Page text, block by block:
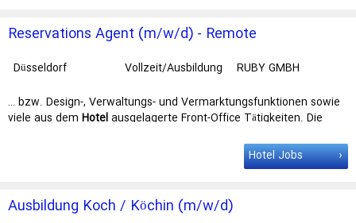
jobs
@ruby-hotels.com or +49 89 125 095 220. Your Ruby
Recruitment Team …
Reservations Agent (m/w/d) - Remote
Düsseldorf Vollzeit/Ausbildung
RUBY GMBH
… bzw. Design-, Verwaltungs- und Vermarktungsfunktionen sowie
viele aus dem Hotelausgelagerte Front-Office Tätigkeiten. Die
Stuttgart. Dort bist du
mitten im Ruby-Team: Tauscht euch aus bei Kaffee, … People &
jobs
@ruby-hotels.com or +49 89 125 095 220. Your Ruby
Recruitment Team …
Hotel Jobs
Ausbildung Koch / Köchin (m/w/d)